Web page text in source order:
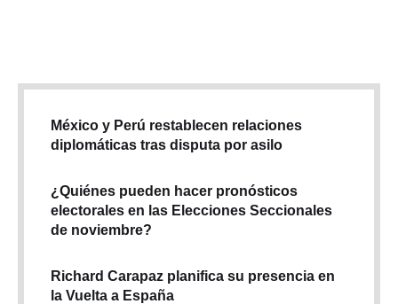
México y Perú restablecen relaciones
diplomáticas tras disputa por asilo
¿Quiénes pueden hacer pronósticos
electorales en las Elecciones Seccionales
de noviembre?
Richard Carapaz planifica su presencia en
la Vuelta a España